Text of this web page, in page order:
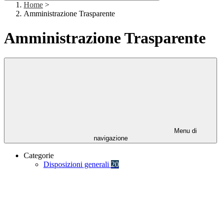
Home >
Amministrazione Trasparente
Amministrazione Trasparente
Menu di
navigazione
Categorie
Disposizioni generali 20